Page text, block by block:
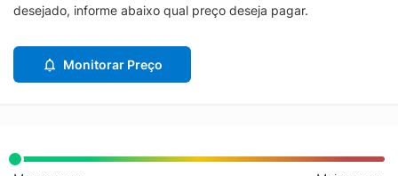
desejado, informe abaixo qual preço deseja pagar.
Monitorar Preço